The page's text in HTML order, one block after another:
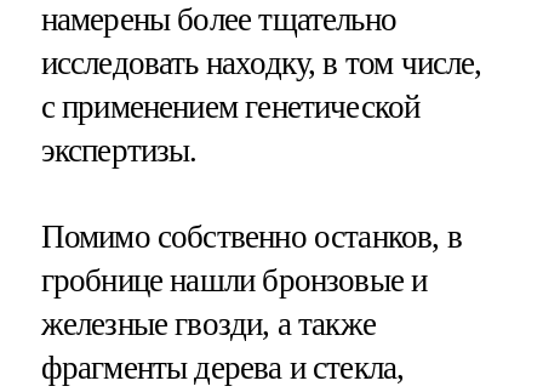
намерены более тщательно
исследовать находку, в том числе,
с применением генетической
экспертизы.
Помимо собственно останков, в
гробнице нашли бронзовые и
железные гвозди, а также
фрагменты дерева и стекла,